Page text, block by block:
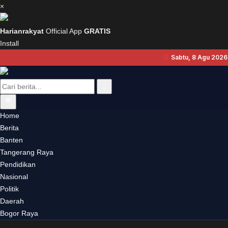
×
Harianrakyat Official App GRATIS
Install
Sabtu, 8 Agu
Home
Berita
Banten
Tangerang Raya
Pendidikan
Nasional
Politik
Daerah
Bogor Raya